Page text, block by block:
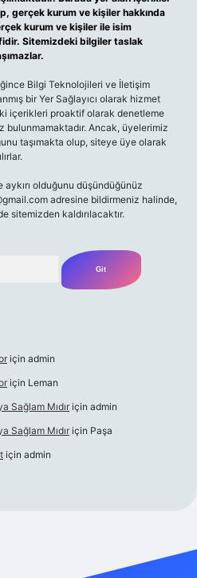
gerçek kurum ve kişiler hakkında
kurum ve kişiler ile isim
Sitemizdeki bilgiler taslak
Bilgi Teknolojileri ve İletişim
bir Yer Sağlayıcı olarak hizmet
içerikleri proaktif olarak denetleme
bulunmamaktadır. Ancak, üyelerimiz
taşımakta olup, siteye üye olarak
olduğunu düşündüğünüz
adresine bildirmeniz halinde,
sitemizden kaldırılacaktır.
için admin
için Leman
Sağlam Mıdır için admin
Sağlam Mıdır için Paşa
için admin
https://